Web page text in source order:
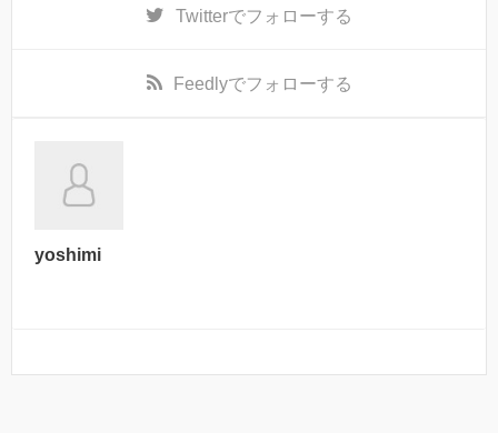
Twitterでフォローする
Feedlyでフォローする
yoshimi